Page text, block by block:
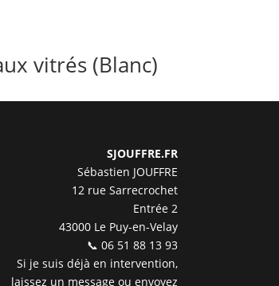
vitrés (Blanc)
SJOUFFRE.FR
Sébastien JOUFFRE
12 rue Sarrecrochet
Entrée 2
43000 Le Puy-en-Velay
📞 06 51 88 13 93
Si je suis déjà en intervention,
laissez un message ou envoyez